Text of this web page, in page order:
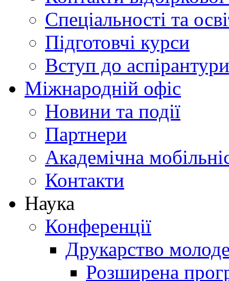
Спеціальності та
Підготовчі курси
Вступ до аспірантури
Міжнародній офіс
Новини та події
Партнери
Академічна
Контакти
Наука
Конференції
Друкарство
Розширена